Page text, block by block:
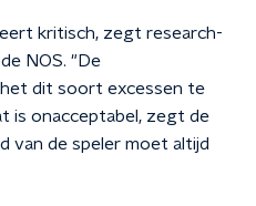
kritisch, zegt research-
NOS. "De
dit soort excessen te
is onacceptabel, zegt de
van de speler moet altijd